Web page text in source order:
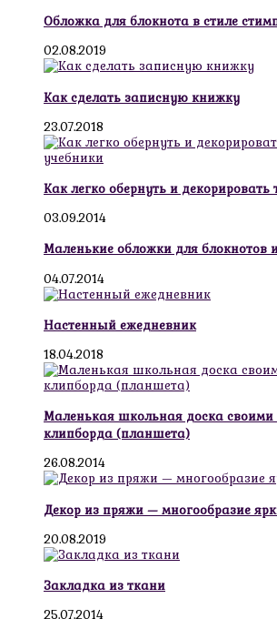
Обложка для блокнота в стиле
02.08.2019
Как сделать записную книжку
23.07.2018
Как легко обернуть и декорировать
03.09.2014
Маленькие обложки для блокнотов
04.07.2014
Настенный ежедневник
18.04.2018
Маленькая школьная доска
клипборда (планшета)
26.08.2014
Декор из пряжи — многообразие
20.08.2019
Закладка из ткани
25.07.2014